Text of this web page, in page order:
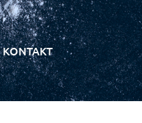
KONTAKT